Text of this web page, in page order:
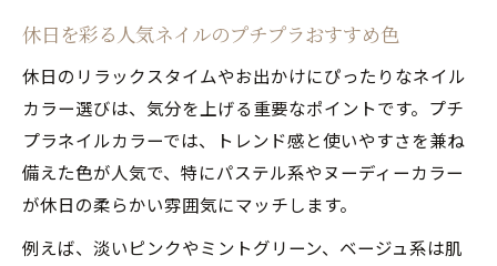
休日を彩る人気ネイルのプチプラおすすめ色
休日のリラックスタイムやお出かけにぴったりなネイル
カラー選びは、気分を上げる重要なポイントです。プチ
プラネイルカラーでは、トレンド感と使いやすさを兼ね
備えた色が人気で、特にパステル系やヌーディーカラー
が休日の柔らかい雰囲気にマッチします。
例えば、淡いピンクやミントグリーン、ベージュ系は肌